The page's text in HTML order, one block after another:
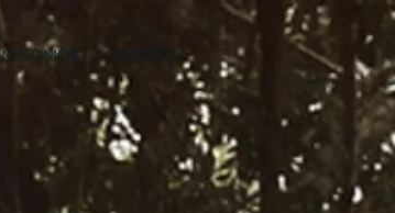
SOMOS CONTATO